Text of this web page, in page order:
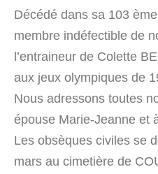
Décédé dans sa 103
membre indéfectible de
l’entraineur de Colette
aux jeux olympiques de
Nous adressons toutes
épouse Marie-Jeanne et
Les obsèques civiles se
mars au cimetière de